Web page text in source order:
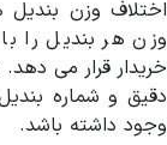
اختلاف وزن بندیل
وزن هر بندیل را
خریدار قرار می
دقیق و شماره
وجود داشته باشد.